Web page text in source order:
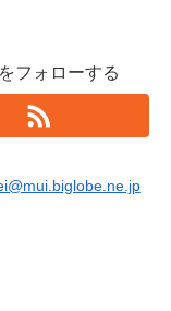
フォローする